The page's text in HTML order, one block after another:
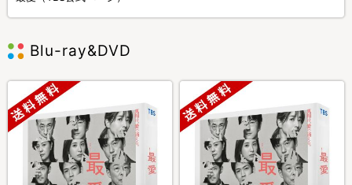
Blu-ray&DVD